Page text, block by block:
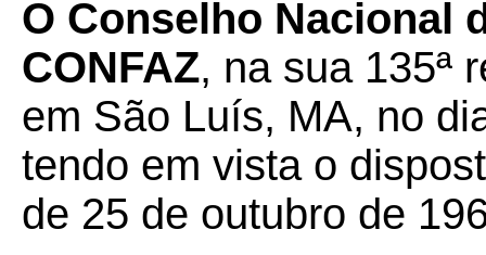
O Conselho Nacional
CONFAZ, na sua 135ª
em São Luís, MA, no
tendo em vista o
de 25 de outubro de